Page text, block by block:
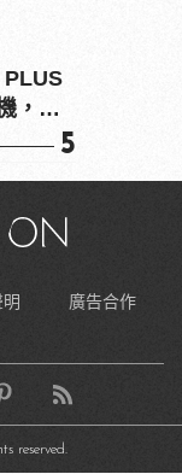
PLUS
，在
5
廣告合作
reserved.